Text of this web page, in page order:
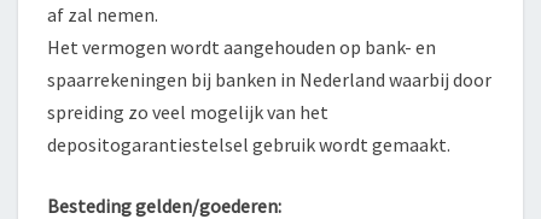
af zal nemen.
Het vermogen wordt aangehouden op bank- en
spaarrekeningen bij banken in Nederland waarbij door
spreiding zo veel mogelijk van het
depositogarantiestelsel gebruik wordt gemaakt.
Besteding gelden/goederen: